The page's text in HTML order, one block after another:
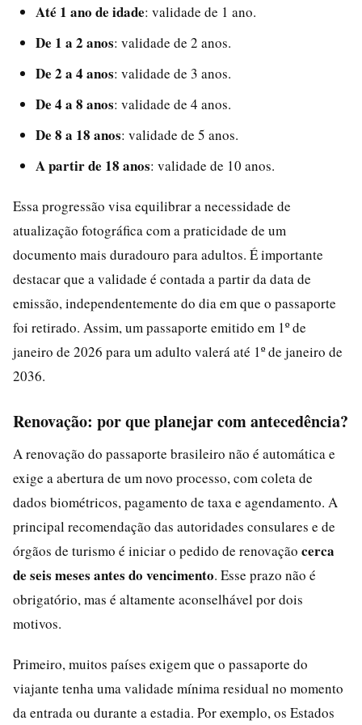
Até 1 ano de idade: validade de 1 ano.
De 1 a 2 anos: validade de 2 anos.
De 2 a 4 anos: validade de 3 anos.
De 4 a 8 anos: validade de 4 anos.
De 8 a 18 anos: validade de 5 anos.
A partir de 18 anos: validade de 10 anos.
Essa progressão visa equilibrar a necessidade de
atualização fotográfica com a praticidade de um
documento mais duradouro para adultos. É importante
destacar que a validade é contada a partir da data de
emissão, independentemente do dia em que o passaporte
foi retirado. Assim, um passaporte emitido em 1º de
janeiro de 2026 para um adulto valerá até 1º de janeiro de
2036.
Renovação: por que planejar com antecedência?
A renovação do passaporte brasileiro não é automática e
exige a abertura de um novo processo, com coleta de
dados biométricos, pagamento de taxa e agendamento. A
principal recomendação das autoridades consulares e de
órgãos de turismo é iniciar o pedido de renovação cerca
de seis meses antes do vencimento. Esse prazo não é
obrigatório, mas é altamente aconselhável por dois
motivos.
Primeiro, muitos países exigem que o passaporte do
viajante tenha uma validade mínima residual no momento
da entrada ou durante a estadia. Por exemplo, os Estados